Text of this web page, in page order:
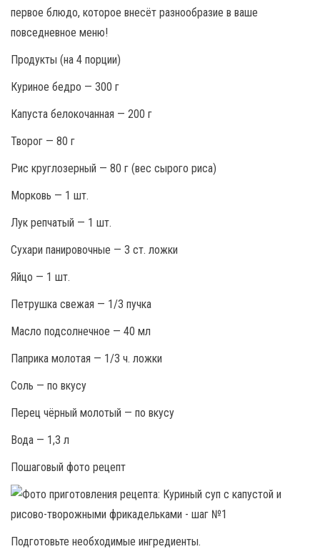
первое блюдо, которое внесёт разнообразие в ваше
повседневное меню!
Продукты (на 4 порции)
Куриное бедро — 300 г
Капуста белокочанная — 200 г
Творог — 80 г
Рис круглозерный — 80 г (вес сырого риса)
Морковь — 1 шт.
Лук репчатый — 1 шт.
Сухари панировочные — 3 ст. ложки
Яйцо — 1 шт.
Петрушка свежая — 1/3 пучка
Масло подсолнечное — 40 мл
Паприка молотая — 1/3 ч. ложки
Соль — по вкусу
Перец чёрный молотый — по вкусу
Вода — 1,3 л
Пошаговый фото рецепт
Подготовьте необходимые ингредиенты.